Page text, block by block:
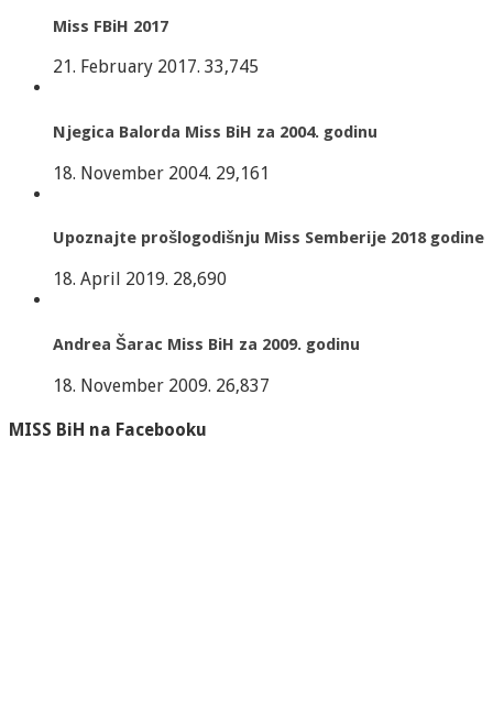
Miss FBiH 2017
21. February 2017. 33,745
Njegica Balorda Miss BiH za 2004. godinu
18. November 2004. 29,161
Upoznajte prošlogodišnju Miss Semberije 2018 godine
18. April 2019. 28,690
Andrea Šarac Miss BiH za 2009. godinu
18. November 2009. 26,837
MISS BiH na Facebooku